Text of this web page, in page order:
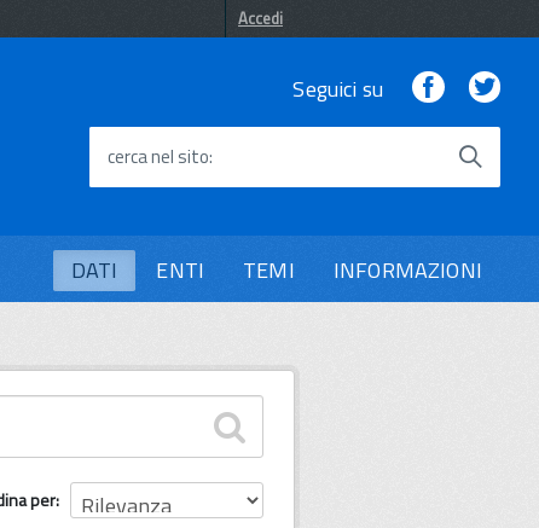
Accedi
Seguici su Facebook
cerca nel sito
DATI ENTI TEMI INFORMAZIONI
per